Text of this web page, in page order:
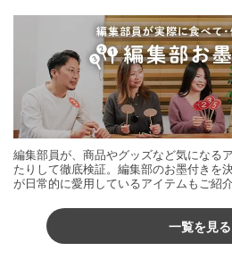
編集部員が、商品やグッズなど気になる
たりして徹底検証。編集部のお墨付きを
が日常的に愛用しているアイテムもご紹
一覧を見る